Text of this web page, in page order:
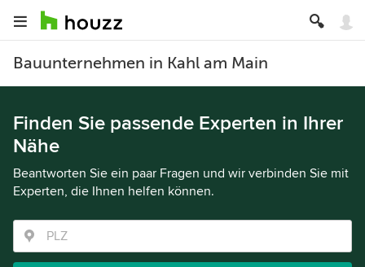
Bauunternehmen in Kahl am Main
Finden Sie passende Experten in Ihrer
Nähe
Beantworten Sie ein paar Fragen und wir verbinden Sie mit
Experten, die Ihnen helfen können.